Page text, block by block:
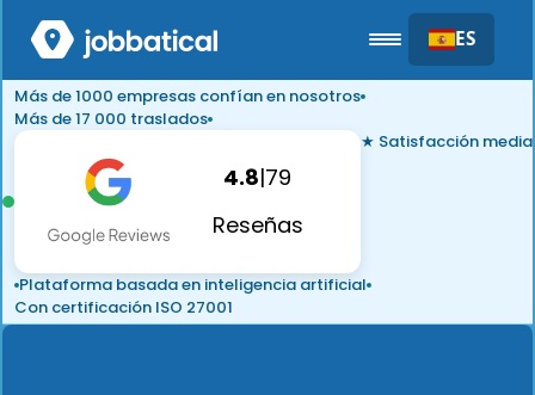
ES
Más de 1000 empresas confían en nosotros
Más de 17 000 traslados
4.8|79
Reseñas
★ Satisfacción media
Plataforma basada en inteligencia artificial
Con certificación ISO 27001